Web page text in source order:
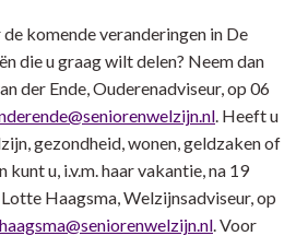
komende veranderingen in De
die u graag wilt delen? Neem dan
der Ende, Ouderenadviseur, op 06
. Heeft u
gezondheid, wonen, geldzaken of
u, i.v.m. haar vakantie, na 19
Haagsma, Welzijnsadviseur, op
. Voor